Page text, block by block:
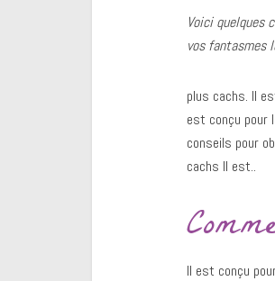
Voici quelques
vos fantasmes
plus cachs. Il
est conçu pour
conseils pour
cachs Il est..
Il est conçu